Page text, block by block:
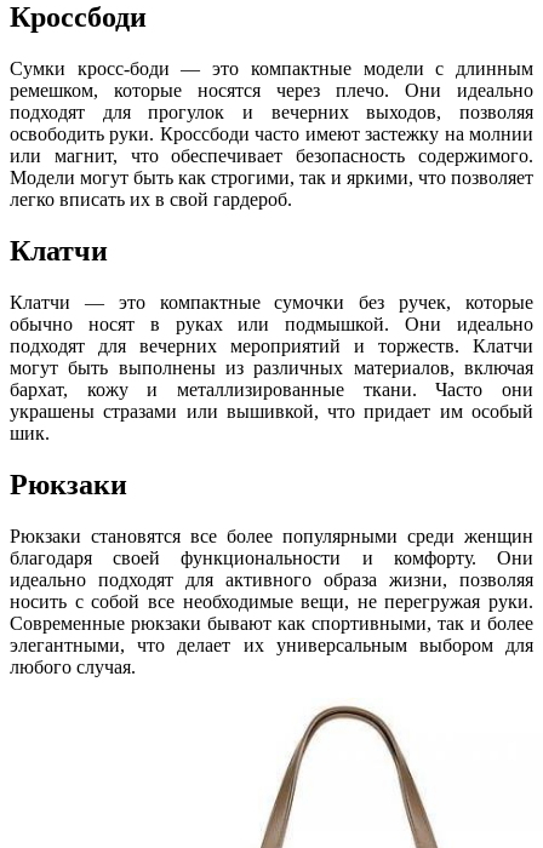
Кроссбоди
Сумки кросс-боди — это компактные модели с длинным
ремешком, которые носятся через плечо. Они идеально
подходят для прогулок и вечерних выходов, позволяя
освободить руки. Кроссбоди часто имеют застежку на молнии
или магнит, что обеспечивает безопасность содержимого.
Модели могут быть как строгими, так и яркими, что позволяет
легко вписать их в свой гардероб.
Клатчи
Клатчи — это компактные сумочки без ручек, которые
обычно носят в руках или подмышкой. Они идеально
подходят для вечерних мероприятий и торжеств. Клатчи
могут быть выполнены из различных материалов, включая
бархат, кожу и металлизированные ткани. Часто они
украшены стразами или вышивкой, что придает им особый
шик.
Рюкзаки
Рюкзаки становятся все более популярными среди женщин
благодаря своей функциональности и комфорту. Они
идеально подходят для активного образа жизни, позволяя
носить с собой все необходимые вещи, не перегружая руки.
Современные рюкзаки бывают как спортивными, так и более
элегантными, что делает их универсальным выбором для
любого случая.